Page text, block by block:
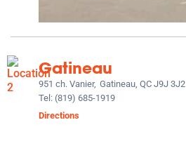
Gatineau
951 ch. Vanier, Gatineau, QC J9J 3J2
Tel: (819) 685-1919
Directions